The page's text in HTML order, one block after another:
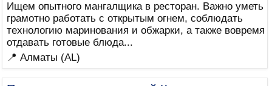
Ищем опытного мангалщика в ресторан. Важно уметь
грамотно работать с открытым огнем, соблюдать
технологию маринования и обжарки, а также вовремя
отдавать готовые блюда...
📍 Алматы (AL)